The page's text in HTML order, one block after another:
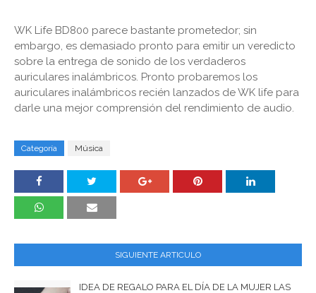
WK Life BD800 parece bastante prometedor; sin
embargo, es demasiado pronto para emitir un veredicto
sobre la entrega de sonido de los verdaderos
auriculares inalámbricos. Pronto probaremos los
auriculares inalámbricos recién lanzados de WK life para
darle una mejor comprensión del rendimiento de audio.
Categoría Música
SIGUIENTE ARTICULO
IDEA DE REGALO PARA EL DÍA DE LA MUJER LAS